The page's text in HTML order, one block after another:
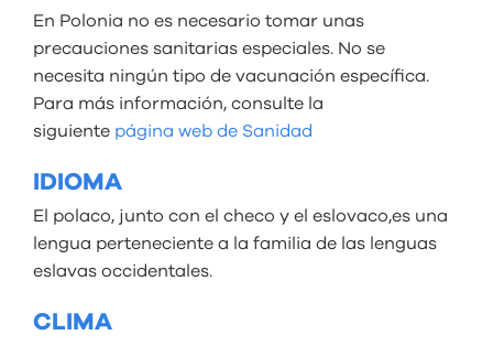
En Polonia no es necesario tomar unas
precauciones sanitarias especiales. No se
necesita ningún tipo de vacunación específica.
Para más información, consulte la
siguiente página web de Sanidad
IDIOMA
El polaco, junto con el checo y el eslovaco,es una
lengua perteneciente a la familia de las lenguas
eslavas occidentales.
CLIMA